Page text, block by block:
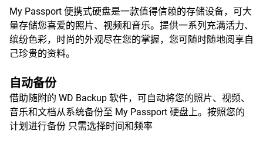
My Passport 便携式硬盘是一款值得信赖的存储设备，可大
量存储您喜爱的照片、视频和音乐。提供一系列充满活力、
缤纷色彩，时尚的外观尽在您的掌握，您可随时随地阅享自
己珍贵的资料。
自动备份
借助随附的 WD Backup 软件，可自动将您的照片、视频、
音乐和文档从系统备份至 My Passport 硬盘上。按照您的
计划进行备份 只需选择时间和频率